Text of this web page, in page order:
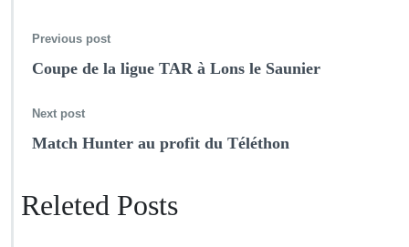
Previous post
Coupe de la ligue TAR à Lons le Saunier
Next post
Match Hunter au profit du Téléthon
Releted Posts